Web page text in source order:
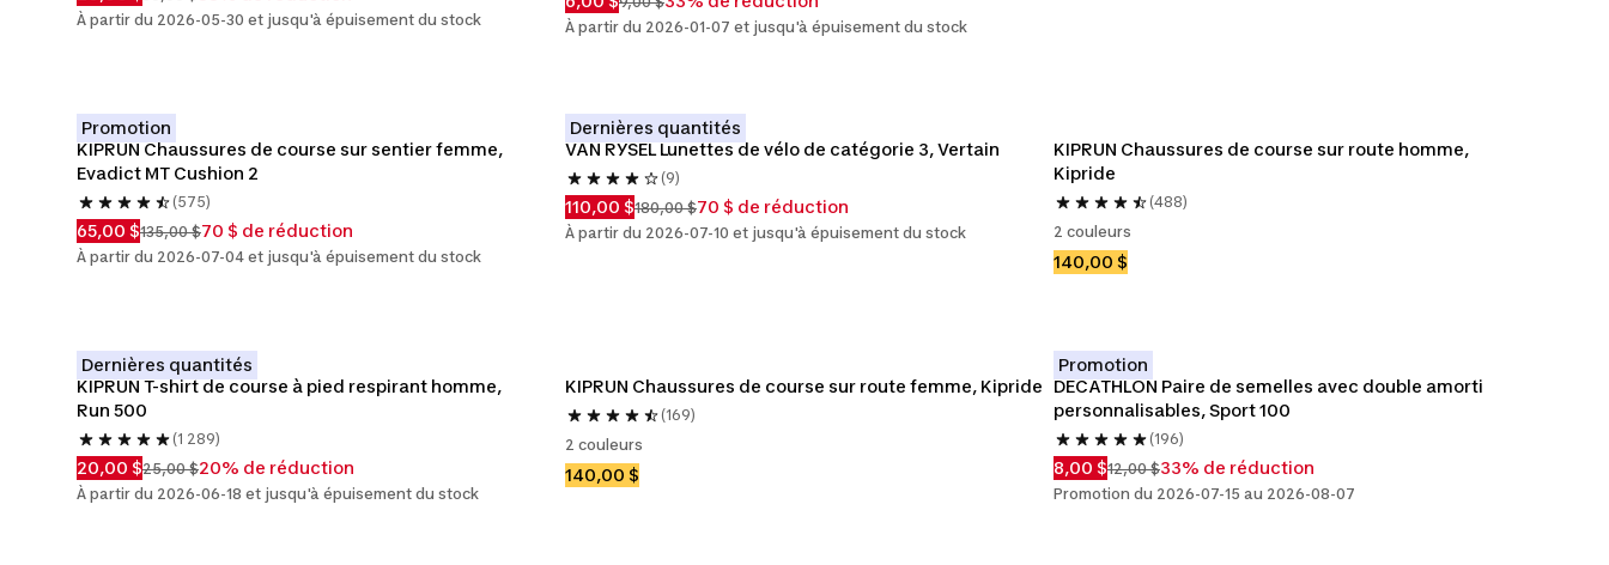
À partir du 2026-05-30 et jusqu'à épuisement du stock À partir du 2026-01-07 et jusqu'à épuisement du stock
Promotion
KIPRUN Chaussures de course sur sentier femme,
Evadict MT Cushion 2
(575)
65,00 $135,00 $70 $ de réduction
À partir du 2026-07-04 et jusqu'à épuisement du stock
Dernières quantités
VAN RYSEL Lunettes de vélo de catégorie 3, Vertain
(9)
110,00 $180,00 $70 $ de réduction
À partir du 2026-07-10 et jusqu'à épuisement du stock
KIPRUN Chaussures de course sur route homme,
Kipride
(488)
2 couleurs
140,00 $
Dernières quantités
KIPRUN T-shirt de course à pied respirant homme,
Run 500
(1 289)
20,00 $25,00 $20% de réduction
À partir du 2026-06-18 et jusqu'à épuisement du stock
KIPRUN Chaussures de course sur route femme, Kipride
(169)
2 couleurs
140,00 $
Promotion
DECATHLON Paire de semelles avec double amorti
personnalisables, Sport 100
(196)
8,00 $12,00 $33% de réduction
Promotion du 2026-07-15 au 2026-08-07